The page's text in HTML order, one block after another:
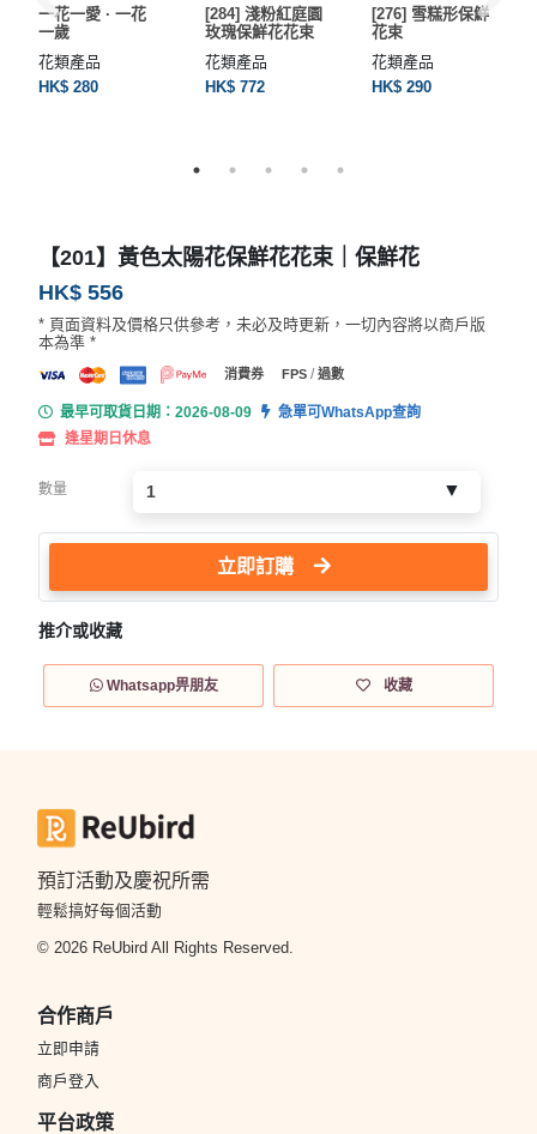
一花一愛 · 一花
一歲
花類產品
HK$ 280
[284] 淺粉紅庭園
玫瑰保鮮花花束
花類產品
HK$ 772
[276] 雪糕形保鮮
花束
花類產品
HK$ 290
【201】黃色太陽花保鮮花花束｜保鮮花
HK$ 556
* 頁面資料及價格只供參考，未必及時更新，一切內容將以商戶版
本為準 *
消費券 FPS / 過數
最早可取貨日期：2026-08-09
急單可WhatsApp查詢
逢星期日休息
數量
立即訂購
推介或收藏
Whatsapp畀朋友 收藏
預訂活動及慶祝所需
輕鬆搞好每個活動
© 2026 ReUbird All Rights Reserved.
合作商戶
立即申請
商戶登入
平台政策